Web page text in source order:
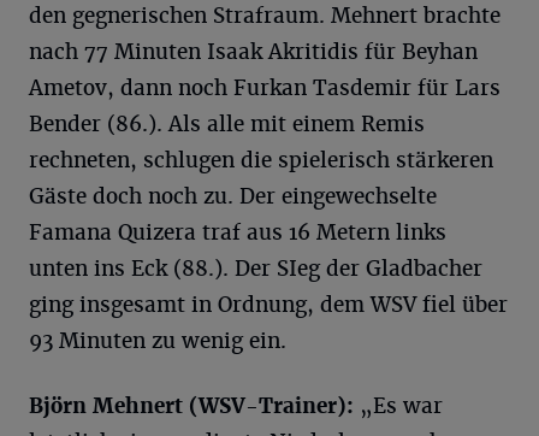
den gegnerischen Strafraum. Mehnert brachte
nach 77 Minuten Isaak Akritidis für Beyhan
Ametov, dann noch Furkan Tasdemir für Lars
Bender (86.). Als alle mit einem Remis
rechneten, schlugen die spielerisch stärkeren
Gäste doch noch zu. Der eingewechselte
Famana Quizera traf aus 16 Metern links
unten ins Eck (88.). Der SIeg der Gladbacher
ging insgesamt in Ordnung, dem WSV fiel über
93 Minuten zu wenig ein.
Björn Mehnert (WSV-Trainer): „Es war